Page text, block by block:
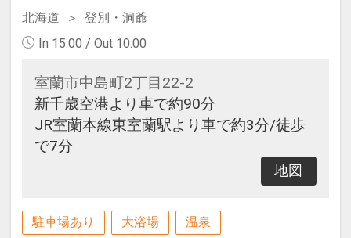
北海道
登別・洞爺
In 15:00 / Out 10:00
室蘭市中島町2丁目22-2
新千歳空港より車で約90分
JR室蘭本線東室蘭駅より車で約3分/徒歩
で7分
地図
駐車場あり 大浴場 温泉